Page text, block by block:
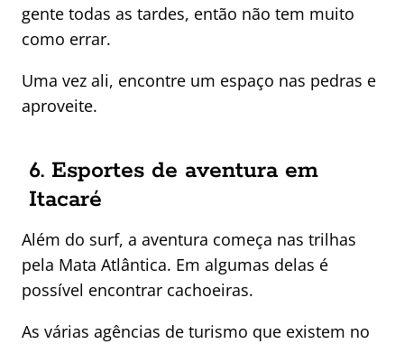
gente todas as tardes, então não tem muito
como errar.
Uma vez ali, encontre um espaço nas pedras e
aproveite.
6. Esportes de aventura em
Itacaré
Além do surf, a aventura começa nas trilhas
pela Mata Atlântica. Em algumas delas é
possível encontrar cachoeiras.
As várias agências de turismo que existem no